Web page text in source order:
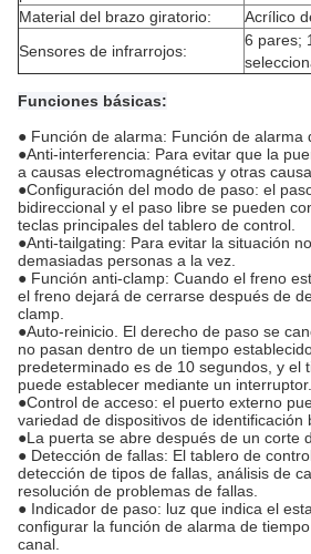
Material del brazo giratorio:
Acrílico
Sensores de infrarrojos:
6 pares;
Funciones básicas:
● Función de alarma: Función de alarma
●Anti-interferencia: Para evitar que la
a causas electromagnéticas y otras
●Configuración del modo de paso: el
bidireccional y el paso libre se pueden
teclas principales del tablero de control.
●Anti-tailgating: Para evitar la situación
demasiadas personas a la vez.
● Función anti-clamp: Cuando el freno
el freno dejará de cerrarse después de
clamp.
●Auto-reinicio. El derecho de paso se
no pasan dentro de un tiempo
predeterminado es de 10 segundos, y el
puede establecer mediante un interruptor.
●Control de acceso: el puerto externo
variedad de dispositivos de identificación
●La puerta se abre después de un corte
● Detección de fallas: El tablero de
detección de tipos de fallas, análisis de
resolución de problemas de fallas.
● Indicador de paso: luz que indica el
configurar la función de alarma de
canal.